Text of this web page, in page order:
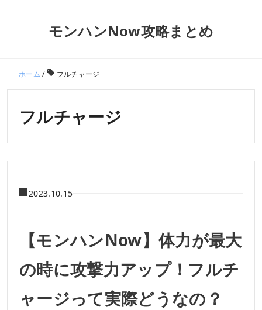
モンハンNow攻略まとめ
ホーム / フルチャージ
フルチャージ
2023.10.15
【モンハンNow】体力が最大
の時に攻撃力アップ！フルチ
ャージって実際どうなの？